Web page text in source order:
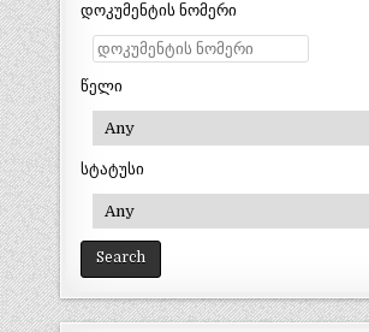
დოკუმენტის ნომერი
წელი
სტატუსი